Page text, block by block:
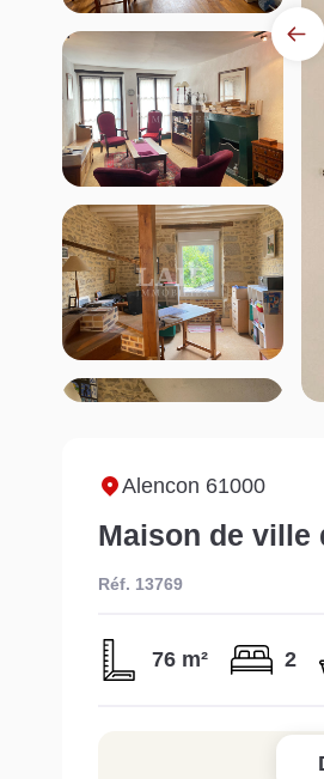
Alencon 61000
Maison de ville
Réf. 13769
76 m² 2